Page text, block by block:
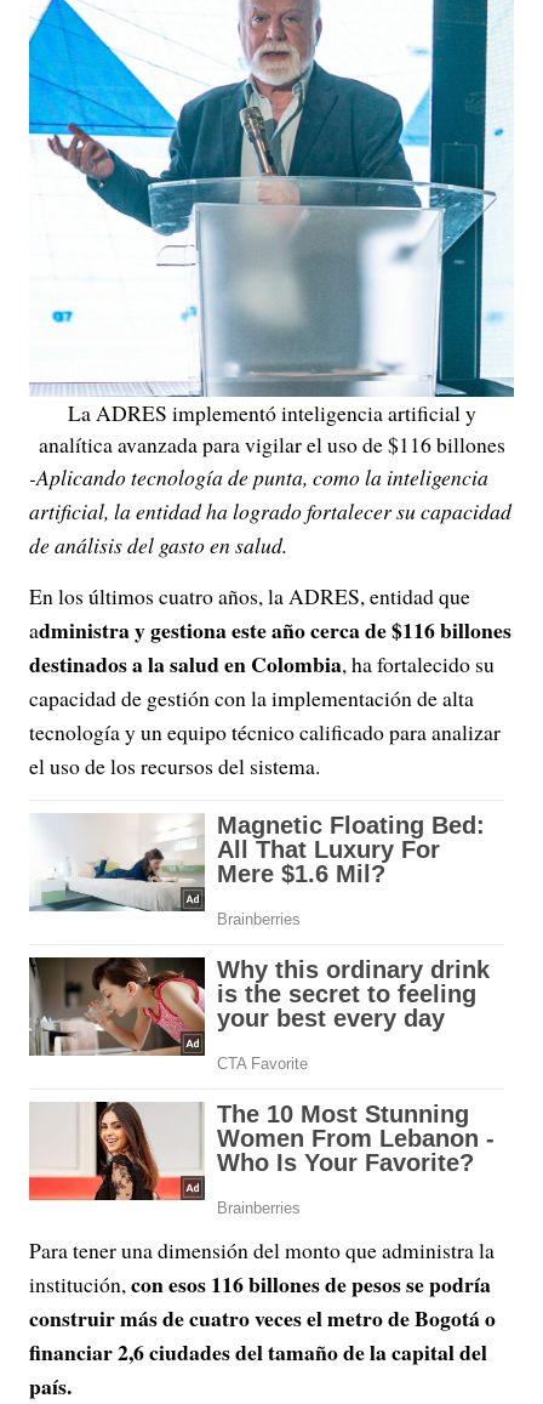
La ADRES implementó inteligencia artificial y
analítica avanzada para vigilar el uso de $116 billones
-Aplicando tecnología de punta, como la inteligencia
artificial, la entidad ha logrado fortalecer su capacidad
de análisis del gasto en salud.
En los últimos cuatro años, la ADRES, entidad que
administra y gestiona este año cerca de $116 billones
destinados a la salud en Colombia, ha fortalecido su
capacidad de gestión con la implementación de alta
tecnología y un equipo técnico calificado para analizar
el uso de los recursos del sistema.
Para tener una dimensión del monto que administra la
institución, con esos 116 billones de pesos se podría
construir más de cuatro veces el metro de Bogotá o
financiar 2,6 ciudades del tamaño de la capital del
país.